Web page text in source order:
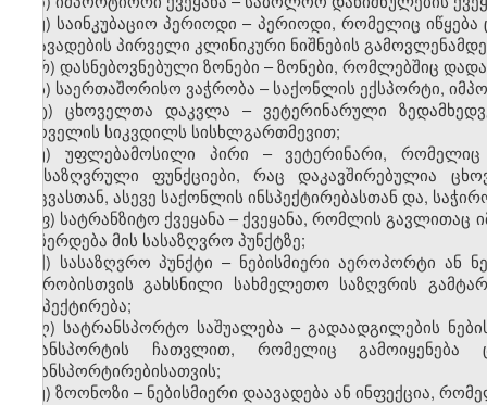
ჟ) საინკუბაციო პერიოდი – პერიოდი, რომელიც
დაავადების პირველი კლინიკური ნიშნების
რ) დასნებოვნებული ზონები – ზონები, რომლებშიც
ს) საერთაშორისო ვაჭრობა – საქონლის ექსპორტი,
ტ) ცხოველთა დაკვლა – ვეტერინარული
ცხოველის სიკვდილს სისხლგართმევით;
უ) უფლებამოსილი პირი – ვეტერინარი,
განსაზღვრული ფუნქციები, რაც დაკავშირებულია
დაცვასთან, ასევე საქონლის ინსპექტირებასთან და,
ფ) სატრანზიტო ქვეყანა – ქვეყანა, რომლის
ან ჩერდება მის სასაზღვრო პუნქტზე;
ქ) სასაზღვრო პუნქტი – ნებისმიერი აეროპორტი ან
ვაჭრობისთვის გახსნილი სახმელეთო საზღვრის
ინსპექტირება;
ღ) სატრანსპორტო საშუალება – გადაადგილების
ტრანსპორტის ჩათვლით, რომელიც
ტრანსპორტირებისათვის;
ყ) ზოონოზი – ნებისმიერი დაავადება ან ინფექცია,